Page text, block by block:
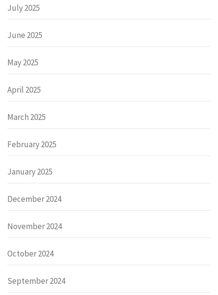
July 2025
June 2025
May 2025
April 2025
March 2025
February 2025
January 2025
December 2024
November 2024
October 2024
September 2024